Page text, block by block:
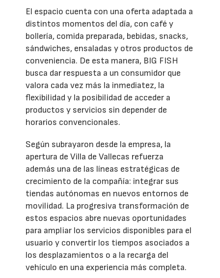
El espacio cuenta con una oferta adaptada a
distintos momentos del día, con café y
bollería, comida preparada, bebidas, snacks,
sándwiches, ensaladas y otros productos de
conveniencia. De esta manera, BIG FISH
busca dar respuesta a un consumidor que
valora cada vez más la inmediatez, la
flexibilidad y la posibilidad de acceder a
productos y servicios sin depender de
horarios convencionales.
Según subrayaron desde la empresa, la
apertura de Villa de Vallecas refuerza
además una de las líneas estratégicas de
crecimiento de la compañía: integrar sus
tiendas autónomas en nuevos entornos de
movilidad. La progresiva transformación de
estos espacios abre nuevas oportunidades
para ampliar los servicios disponibles para el
usuario y convertir los tiempos asociados a
los desplazamientos o a la recarga del
vehículo en una experiencia más completa.